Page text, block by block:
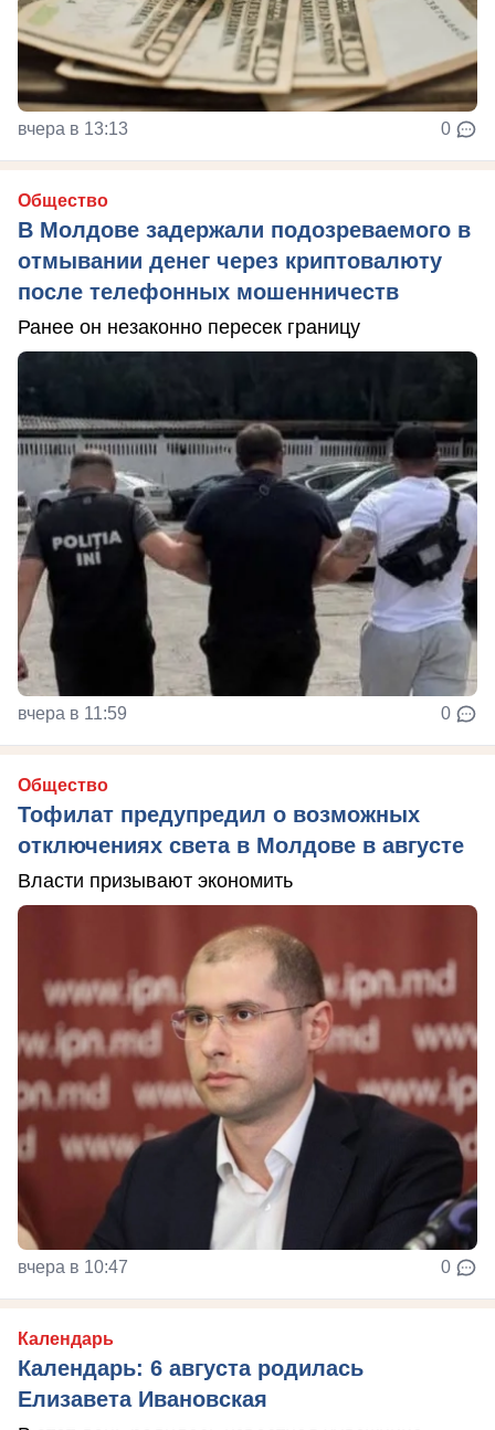
вчера в 13:13 0
Общество
В Молдове задержали подозреваемого в
отмывании денег через криптовалюту
после телефонных мошенничеств
Ранее он незаконно пересек границу
вчера в 11:59 0
Общество
Тофилат предупредил о возможных
отключениях света в Молдове в августе
Власти призывают экономить
вчера в 10:47 0
Календарь
Календарь: 6 августа родилась
Елизавета Ивановская